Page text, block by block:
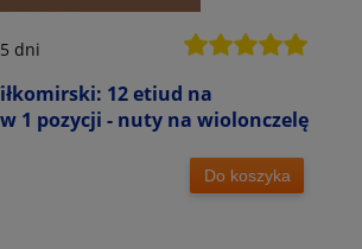
12 etiud na
1 pozycji - nuty na wiolonczelę
dni
Do koszyka